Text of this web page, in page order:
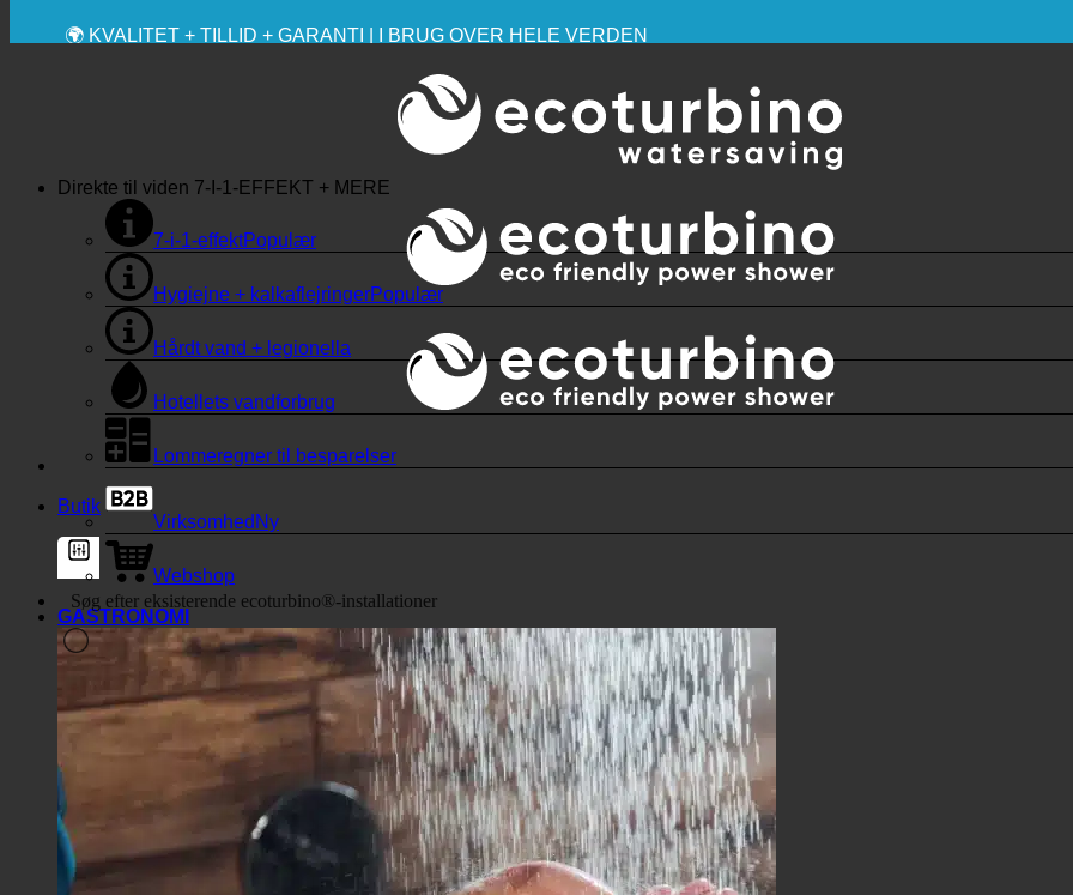
🌍 KVALITET + TILLID + GARANTI | I BRUG OVER HELE VERDEN
Butik
Generiske filtre
Exakte Übereinstimmung
Søg i indholdet
Søg i uddrag
Filtrer efter brugerdefineret
indlægstype
Søg på siderne
Søg i Beiträgen
Direkte til viden 7-I-1-EFFEKT + MERE
7-i-1-effekt
Hygiejne + kalkaflejringer
Hårdt vand + legionella
Hotellets vandforbrug
Lommeregner til besparelser
Virksomhed
Webshop
GASTRONOMI